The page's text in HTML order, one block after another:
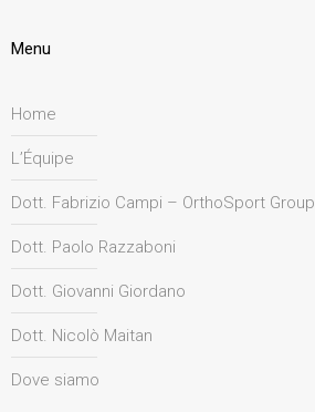
Menu
Home
L’Équipe
Dott. Fabrizio Campi – OrthoSport Group
Dott. Paolo Razzaboni
Dott. Giovanni Giordano
Dott. Nicolò Maitan
Dove siamo